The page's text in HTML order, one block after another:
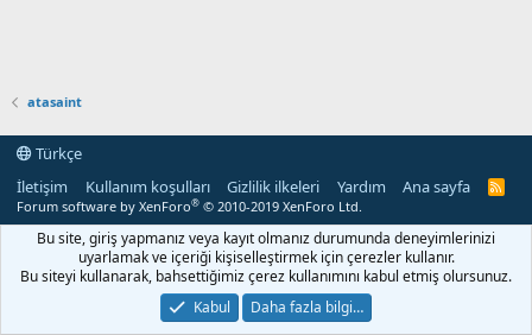
atasaint
Türkçe
İletişim
Kullanım koşulları Gizlilik ilkeleri Yardım Ana sayfa
R
Forum software by XenForo® © 2010-2019 XenForo Ltd.
Bu site, giriş yapmanız veya kayıt olmanız durumunda deneyimlerinizi
uyarlamak ve içeriği kişiselleştirmek için çerezler kullanır.
Bu siteyi kullanarak, bahsettiğimiz çerez kullanımını kabul etmiş olursunuz.
Kabul
Daha fazla bilgi…